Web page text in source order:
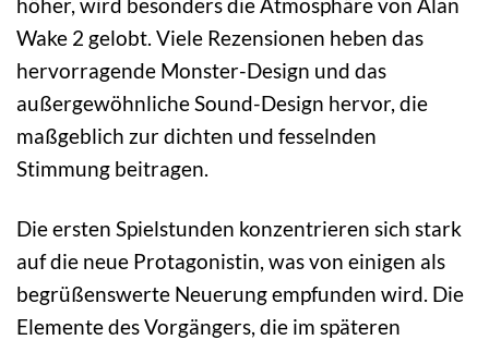
Wake 2 gelobt. Viele Rezensionen heben das
hervorragende Monster-Design und das
außergewöhnliche Sound-Design hervor, die
maßgeblich zur dichten und fesselnden
Stimmung beitragen.
Die ersten Spielstunden konzentrieren sich stark
auf die neue Protagonistin, was von einigen als
begrüßenswerte Neuerung empfunden wird. Die
Elemente des Vorgängers, die im späteren